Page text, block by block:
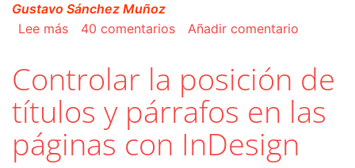
Gustavo Sánchez Muñoz
Lee mássobre Maquetar un libro con varios
40 comentarios Añadir comentario
Controlar la posición de
títulos y párrafos en las
páginas con InDesign